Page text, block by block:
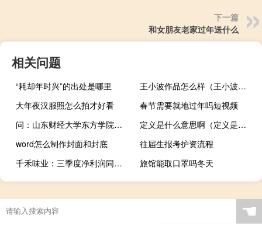
下一篇
和女朋友老家过年送什么
相关问题
“耗却年时兴”的出处是哪里
王小波作品怎么样（王小波作品）
大年夜汉服照怎么拍才好看
春节需要就地过年吗短视频
问：山东财经大学东方学院属于几本
定义是什么意思啊（定义是什么意思）
word怎么制作封面和封底
往届生报考护资流程
千禾味业：三季度净利润同比增长90.43%
旅馆能取口罩吗冬天
☚